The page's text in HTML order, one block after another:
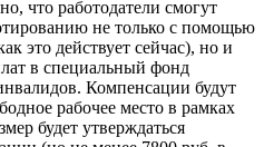
что работодатели смогут
не только с помощью
это действует сейчас), но и
в специальный фонд
Компенсации будут
рабочее место в рамках
будет утверждаться